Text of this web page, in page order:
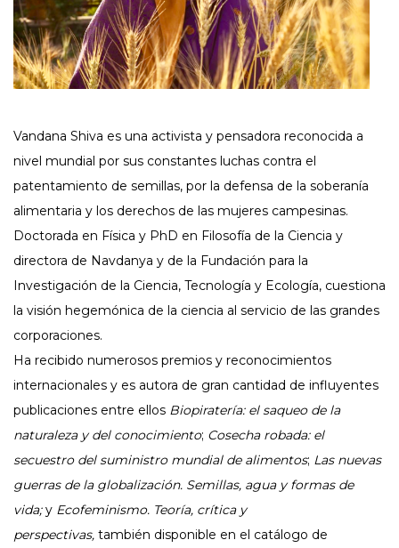
Vandana Shiva es una activista y pensadora reconocida a
nivel mundial por sus constantes luchas contra el
patentamiento de semillas, por la defensa de la soberanía
alimentaria y los derechos de las mujeres campesinas.
Doctorada en Física y PhD en Filosofía de la Ciencia y
directora de Navdanya y de la Fundación para la
Investigación de la Ciencia, Tecnología y Ecología, cuestiona
la visión hegemónica de la ciencia al servicio de las grandes
corporaciones.
Ha recibido numerosos premios y reconocimientos
internacionales y es autora de gran cantidad de influyentes
publicaciones entre ellos Biopiratería: el saqueo de la
naturaleza y del conocimiento; Cosecha robada: el
secuestro del suministro mundial de alimentos; Las nuevas
guerras de la globalización. Semillas, agua y formas de
vida;y Ecofeminismo. Teoría, crítica y
perspectivas, también disponible en el catálogo de